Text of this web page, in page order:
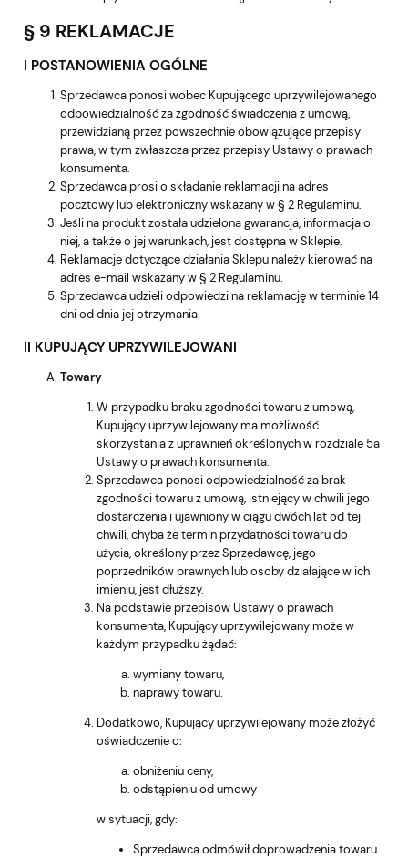
§ 9 REKLAMACJE
I POSTANOWIENIA OGÓLNE
Sprzedawca ponosi wobec Kupującego uprzywilejowanego
odpowiedzialność za zgodność świadczenia z umową,
przewidzianą przez powszechnie obowiązujące przepisy
prawa, w tym zwłaszcza przez przepisy Ustawy o prawach
konsumenta.
Sprzedawca prosi o składanie reklamacji na adres
pocztowy lub elektroniczny wskazany w § 2 Regulaminu.
Jeśli na produkt została udzielona gwarancja, informacja o
niej, a także o jej warunkach, jest dostępna w Sklepie.
Reklamacje dotyczące działania Sklepu należy kierować na
adres e-mail wskazany w § 2 Regulaminu.
Sprzedawca udzieli odpowiedzi na reklamację w terminie 14
dni od dnia jej otrzymania.
II KUPUJĄCY UPRZYWILEJOWANI
Towary
W przypadku braku zgodności towaru z umową,
Kupujący uprzywilejowany ma możliwość
skorzystania z uprawnień określonych w rozdziale 5a
Ustawy o prawach konsumenta.
Sprzedawca ponosi odpowiedzialność za brak
zgodności towaru z umową, istniejący w chwili jego
dostarczenia i ujawniony w ciągu dwóch lat od tej
chwili, chyba że termin przydatności towaru do
użycia, określony przez Sprzedawcę, jego
poprzedników prawnych lub osoby działające w ich
imieniu, jest dłuższy.
Na podstawie przepisów Ustawy o prawach
konsumenta, Kupujący uprzywilejowany może w
każdym przypadku żądać:
wymiany towaru,
naprawy towaru.
Dodatkowo, Kupujący uprzywilejowany może złożyć
oświadczenie o:
obniżeniu ceny,
odstąpieniu od umowy
w sytuacji, gdy:
Sprzedawca odmówił doprowadzenia towaru